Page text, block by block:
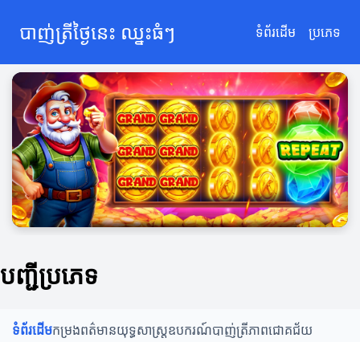
បាញ់ត្រីថ្ងៃនេះ ឈ្នះធំៗ ទំព័រដើម ប្រភេទ
បញ្ជីប្រភេទ
ទំព័រដើមកម្រងពត៌មានយុទ្ធសាស្ត្រឧបករណ៍បាញ់ត្រីភាពជោគជ័យ